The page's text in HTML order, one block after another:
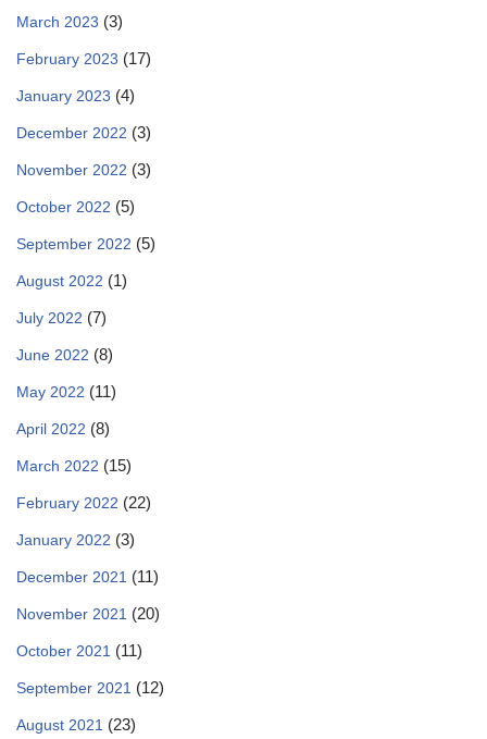
March 2023 (3)
February 2023 (17)
January 2023 (4)
December 2022 (3)
November 2022 (3)
October 2022 (5)
September 2022 (5)
August 2022 (1)
July 2022 (7)
June 2022 (8)
May 2022 (11)
April 2022 (8)
March 2022 (15)
February 2022 (22)
January 2022 (3)
December 2021 (11)
November 2021 (20)
October 2021 (11)
September 2021 (12)
August 2021 (23)